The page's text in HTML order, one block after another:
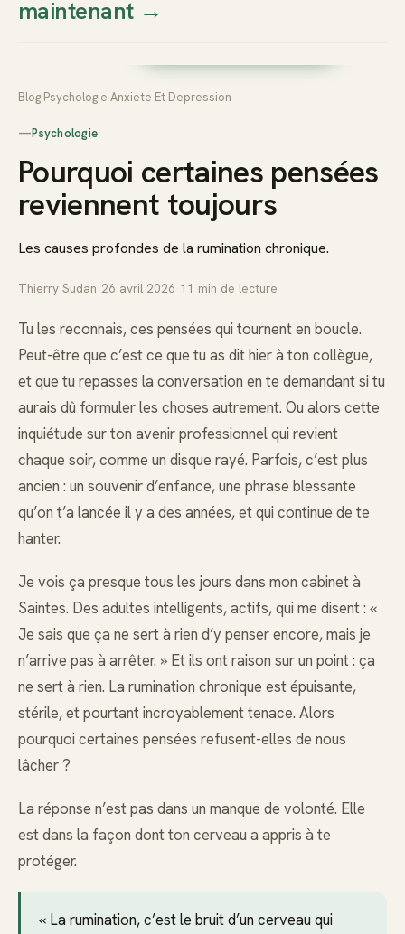
Thierry
Prendre rendez-vous dès
maintenant→
Blog Psychologie Anxiete Et Depression
—Psychologie
Pourquoi certaines pensées
reviennent toujours
Les causes profondes de la rumination chronique.
Thierry Sudan 26 avril 2026 11 min de lecture
Tu les reconnais, ces pensées qui tournent en boucle.
Peut-être que c’est ce que tu as dit hier à ton collègue,
et que tu repasses la conversation en te demandant si tu
aurais dû formuler les choses autrement. Ou alors cette
inquiétude sur ton avenir professionnel qui revient
chaque soir, comme un disque rayé. Parfois, c’est plus
ancien : un souvenir d’enfance, une phrase blessante
qu’on t’a lancée il y a des années, et qui continue de te
hanter.
Je vois ça presque tous les jours dans mon cabinet à
Saintes. Des adultes intelligents, actifs, qui me disent : «
Je sais que ça ne sert à rien d’y penser encore, mais je
n’arrive pas à arrêter. » Et ils ont raison sur un point : ça
ne sert à rien. La rumination chronique est épuisante,
stérile, et pourtant incroyablement tenace. Alors
pourquoi certaines pensées refusent-elles de nous
lâcher ?
La réponse n’est pas dans un manque de volonté. Elle
est dans la façon dont ton cerveau a appris à te
protéger.
« La rumination, c’est le bruit d’un cerveau qui